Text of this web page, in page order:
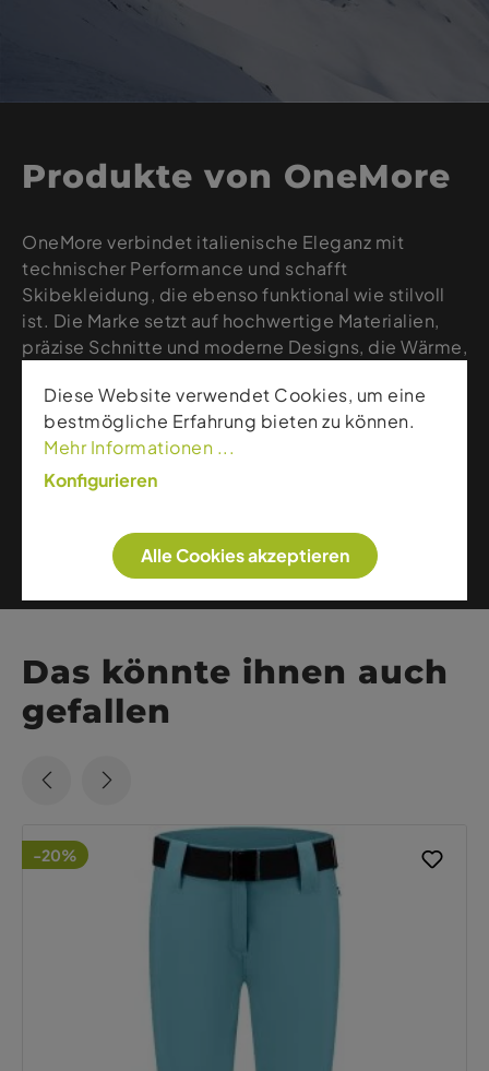
Produkte von OneMore
OneMore verbindet italienische Eleganz mit
technischer Performance und schafft
Skibekleidung, die ebenso funktional wie stilvoll
ist. Die Marke setzt auf hochwertige Materialien,
präzise Schnitte und moderne Designs, die Wärme,
garantieren. Jacken, Midlayer und Hosen von
OneMore richten sich an Wintersportler, die Wert
auf modische Details, luxuriöse Verarbeitung und
zuverlässige Performance legen.
Weitere Artikel dieser Marke
Das könnte ihnen auch
gefallen
-20%
Diese Website verwendet Cookies, um eine
bestmögliche Erfahrung bieten zu können.
Mehr Informationen ...
Konfigurieren
Alle Cookies akzeptieren